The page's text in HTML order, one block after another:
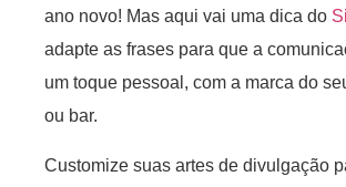
ano novo! Mas aqui vai uma dica do
adapte as frases para que a
um toque pessoal, com a marca do
ou bar.
Customize suas artes de divulgação